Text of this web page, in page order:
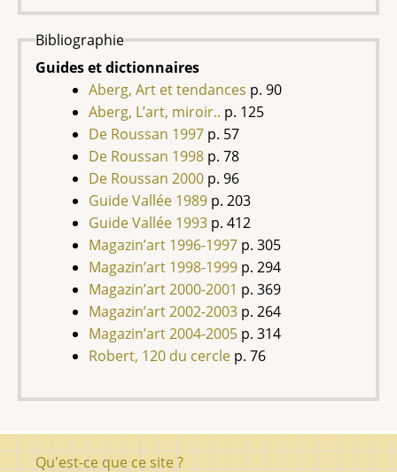
Bibliographie
Guides et dictionnaires
Aberg, Art et tendances p. 90
Aberg, L’art, miroir.. p. 125
De Roussan 1997 p. 57
De Roussan 1998 p. 78
De Roussan 2000 p. 96
Guide Vallée 1989 p. 203
Guide Vallée 1993 p. 412
Magazin’art 1996-1997 p. 305
Magazin’art 1998-1999 p. 294
Magazin’art 2000-2001 p. 369
Magazin’art 2002-2003 p. 264
Magazin’art 2004-2005 p. 314
Robert, 120 du cercle p. 76
PiedQu'est-ce que ce site ?